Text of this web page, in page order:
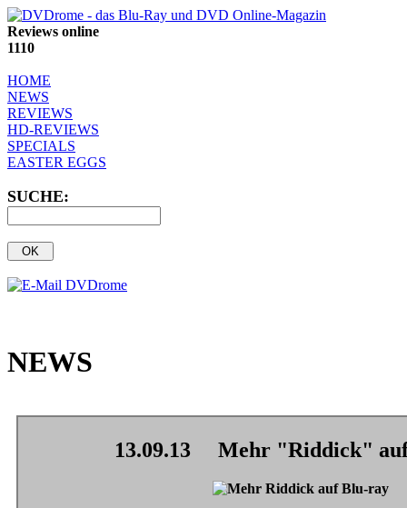
Reviews online
1110
HOME
NEWS
REVIEWS
HD-REVIEWS
SPECIALS
EASTER EGGS
SUCHE:
NEWS
13.09.13 Mehr "Riddick"